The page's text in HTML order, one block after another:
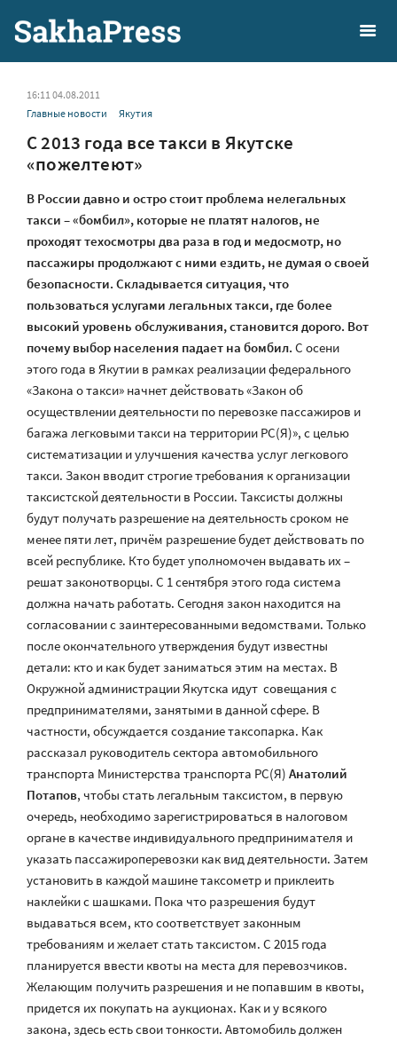
16:11 04.08.2011
Главные новости
Якутия
С 2013 года все такси в Якутске
«пожелтеют»
В России давно и остро стоит проблема нелегальных
такси – «бомбил», которые не платят налогов, не
проходят техосмотры два раза в год и медосмотр, но
пассажиры продолжают с ними ездить, не думая о своей
безопасности. Складывается ситуация, что
пользоваться услугами легальных такси, где более
высокий уровень обслуживания, становится дорого. Вот
почему выбор населения падает на бомбил. С осени
этого года в Якутии в рамках реализации федерального
«Закона о такси» начнет действовать «Закон об
осуществлении деятельности по перевозке пассажиров и
багажа легковыми такси на территории РС(Я)», с целью
систематизации и улучшения качества услуг легкового
такси. Закон вводит строгие требования к организации
таксистской деятельности в России. Таксисты должны
будут получать разрешение на деятельность сроком не
менее пяти лет, причём разрешение будет действовать по
всей республике. Кто будет уполномочен выдавать их –
решат законотворцы. С 1 сентября этого года система
должна начать работать. Сегодня закон находится на
согласовании с заинтересованными ведомствами. Только
после окончательного утверждения будут известны
детали: кто и как будет заниматься этим на местах. В
Окружной администрации Якутска идут совещания с
предпринимателями, занятыми в данной сфере. В
частности, обсуждается создание таксопарка. Как
рассказал руководитель сектора автомобильного
транспорта Министерства транспорта РС(Я) Анатолий
Потапов, чтобы стать легальным таксистом, в первую
очередь, необходимо зарегистрироваться в налоговом
органе в качестве индивидуального предпринимателя и
указать пассажироперевозки как вид деятельности. Затем
установить в каждой машине таксометр и приклеить
наклейки с шашками. Пока что разрешения будут
выдаваться всем, кто соответствует законным
требованиям и желает стать таксистом. С 2015 года
планируется ввести квоты на места для перевозчиков.
Желающим получить разрешения и не попавшим в квоты,
придется их покупать на аукционах. Как и у всякого
закона, здесь есть свои тонкости. Автомобиль должен